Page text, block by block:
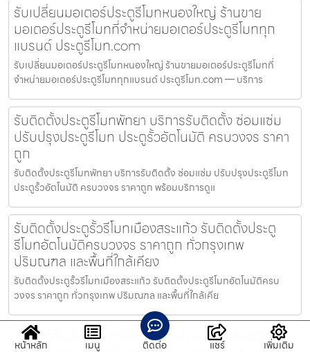
รับเปลี่ยนมอเตอร์ประตูรีโมทหนองใหญ่ ร้านขาย
มอเตอร์ประตูรีโมทที่จำหน่ายมอเตอร์ประตูรีโมททุก
แบรนด์ ประตูรีโมท.com
รับเปลี่ยนมอเตอร์ประตูรีโมทหนองใหญ่ ร้านขายมอเตอร์ประตูรีโมทที่
จำหน่ายมอเตอร์ประตูรีโมททุกแบรนด์ ประตูรีโมท.com — บริการ
รับติดตั้งประตูรีโมทพัทยา บริการรับติดตั้ง ซ่อมแซ่ม
ปรับปรุงประตูรีโมท ประตูรั้วอัตโนมัติ ครบวงจร ราคา
ถูก
รับติดตั้งประตูรีโมทพัทยา บริการรับติดตั้ง ซ่อมแซ่ม ปรับปรุงประตูรีโมท
ประตูรั้วอัตโนมัติ ครบวงจร ราคาถูก พร้อมบริการดูแ
รับติดตั้งประตูรั้วรีโมทเมืองสระแก้ว รับติดตั้งประตู
รีโมทอัตโนมัติครบวงจร ราคาถูก ทั่วกรุงเทพ
ปริมณฑล และพื้นที่ใกล้เคียง
รับติดตั้งประตูรั้วรีโมทเมืองสระแก้ว รับติดตั้งประตูรีโมทอัตโนมัติครบ
วงจร ราคาถูก ทั่วกรุงเทพ ปริมณฑล และพื้นที่ใกล้เคีย
ช่างติดตั้งประตูรีโมทสัตหีบ จำหน่ายอะไหล่ประตูรีโมท
หน้าหลัก เมนู ติดต่อ แชร์ เพิ่มเติม